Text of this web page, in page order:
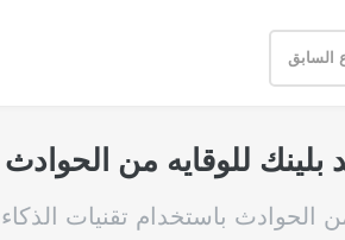
السابق
بلينك للوقايه من
الحوادث باستخدام تقنيات